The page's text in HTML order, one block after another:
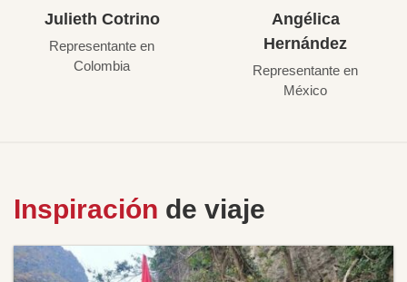
Julieth Cotrino
Representante en
Colombia
Angélica
Hernández
Representante en
México
Inspiración de viaje